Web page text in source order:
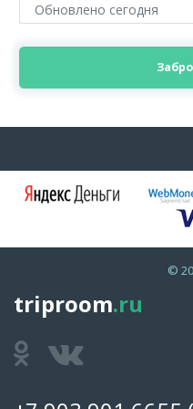
Обновлено сегодня
©
triproom.ru